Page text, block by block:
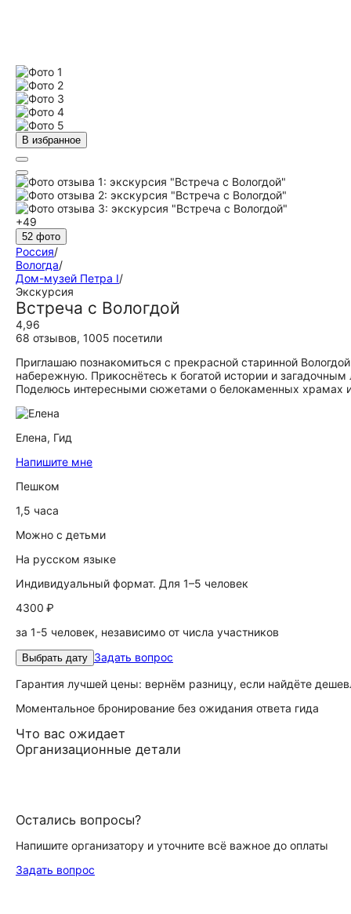
В избранное
+49
52 фото
Россия/
Вологда/
Дом-музей Петра I/
Экскурсия
Встреча с Вологдой
4,96
68 отзывов, 1005 посетили
Приглашаю познакомиться с прекрасной старинной
набережную. Прикоснётесь к богатой истории и
Поделюсь интересными сюжетами о белокаменных храмах
Елена, Гид
Напишите мне
Пешком
1,5 часа
Можно с детьми
На русском языке
Индивидуальный формат. Для 1–5 человек
4300 ₽
за 1-5 человек, независимо от числа участников
Выбрать дату Задать вопрос
Гарантия лучшей цены: вернём разницу, если найдёте
Моментальное бронирование без ожидания ответа гида
Что вас ожидает
Организационные детали
Остались вопросы?
Напишите организатору и уточните всё важное до оплаты
Задать вопрос